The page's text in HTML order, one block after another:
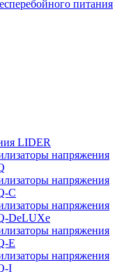
питания
LIDER
напряжения
напряжения
C
напряжения
DeLUXe
напряжения
E
напряжения
I